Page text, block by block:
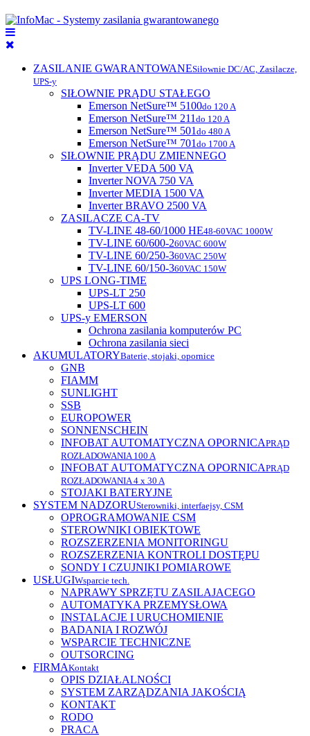
ZASILANIE GWARANTOWANESiłownie DC/AC, Zasilacze,
UPS-y
SIŁOWNIE PRĄDU STAŁEGO
Emerson NetSure™ 5100do 120 A
Emerson NetSure™ 211 do 120 A
Emerson NetSure™ 501 do 480 A
Emerson NetSure™ 701 do 1700 A
SIŁOWNIE PRĄDU ZMIENNEGO
Inverter VEDA 500 VA
Inverter NOVA 750 VA
Inverter MEDIA 1500 VA
Inverter BRAVO 2500 VA
ZASILACZE CA-TV
TV-LINE 48-60/1000 HE48-60VAC 1000W
TV-LINE 60/600-260VAC 600W
TV-LINE 60/250-360VAC 250W
TV-LINE 60/150-360VAC 150W
UPS LONG-TIME
UPS-LT 250
UPS-LT 600
UPS-y EMERSON
Ochrona zasilania komputerów PC
Ochrona zasilania sieci
AKUMULATORYBaterie, stojaki, opornice
GNB
FIAMM
SUNLIGHT
SSB
EUROPOWER
SONNENSCHEIN
INFOBAT AUTOMATYCZNA OPORNICAPRĄD
ROZŁADOWANIA 100 A
INFOBAT AUTOMATYCZNA OPORNICAPRĄD
ROZŁADOWANIA 4 x 30 A
STOJAKI BATERYJNE
SYSTEM NADZORUSterowniki, interfaejsy, CSM
OPROGRAMOWANIE CSM
STEROWNIKI OBIEKTOWE
ROZSZERZENIA MONITORINGU
ROZSZERZENIA KONTROLI DOSTĘPU
SONDY I CZUJNIKI POMIAROWE
USŁUGIWsparcie tech.
NAPRAWY SPRZĘTU ZASILAJACEGO
AUTOMATYKA PRZEMYSŁOWA
INSTALACJE I URUCHOMIENIE
BADANIA I ROZWÓJ
WSPARCIE TECHNICZNE
OUTSORCING
FIRMAKontakt
OPIS DZIAŁALNOŚCI
SYSTEM ZARZĄDZANIA JAKOŚCIĄ
KONTAKT
RODO
PRACA